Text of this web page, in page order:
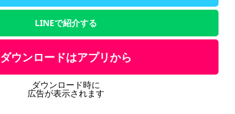
LINEで紹介する
ダウンロードはアプリから
ダウンロード時に
広告が表示されます